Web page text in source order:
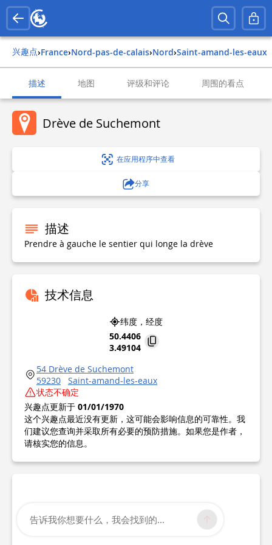
兴趣点› france› nord-pas-de-calais› nord› saint-amand-les-eaux
描述 地图 评级和评论 周围的看点
Drève de Suchemont
在应用程序中查看
分享
描述
Prendre à gauche le sentier qui longe la drève
技术信息
纬度，经度
50.4406
3.49104
54 Drève de Suchemont
59230
Saint-amand-les-eaux
状态不确定
兴趣点更新于 01/01/1970
这个兴趣点最近没有更新，这可能会影响信息的可靠性。我
们建议您查询并采取所有必要的预防措施。如果您是作者，
请核实您的信息。
告诉我你想要什么，我会找到的...